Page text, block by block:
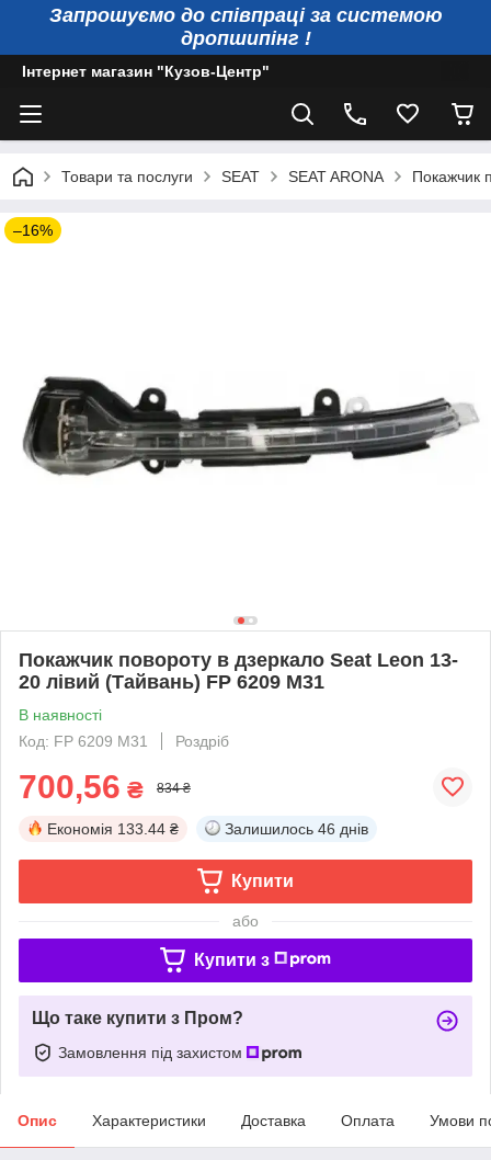
Запрошуємо до співпраці за системою
дропшипінг !
Інтернет магазин "Кузов-Центр"
Товари та послуги SEAT SEAT ARONA Покажчик
–16%
Покажчик повороту в дзеркало Seat Leon 13-
20 лівий (Тайвань) FP 6209 M31
В наявності
Код: FP 6209 M31
Роздріб
700,56 ₴ 834 ₴
Економія 133.44 ₴ Залишилось 46 днів
Купити
або
Купити з
Що таке купити з Пром?
Замовлення під захистом
Опис Характеристики Доставка Оплата Умови